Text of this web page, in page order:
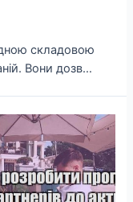
складовою
Вони дозв…